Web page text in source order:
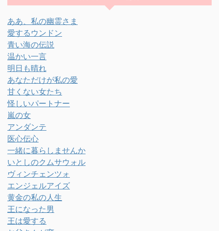
ああ、私の幽霊さま
愛するウンドン
青い海の伝説
温かい一言
明日も晴れ
あなただけが私の愛
甘くない女たち
怪しいパートナー
嵐の女
アンダンテ
医心伝心
一緒に暮らしませんか
いとしのクムサウォル
ヴィンチェンツォ
エンジェルアイズ
黄金の私の人生
王になった男
王は愛する